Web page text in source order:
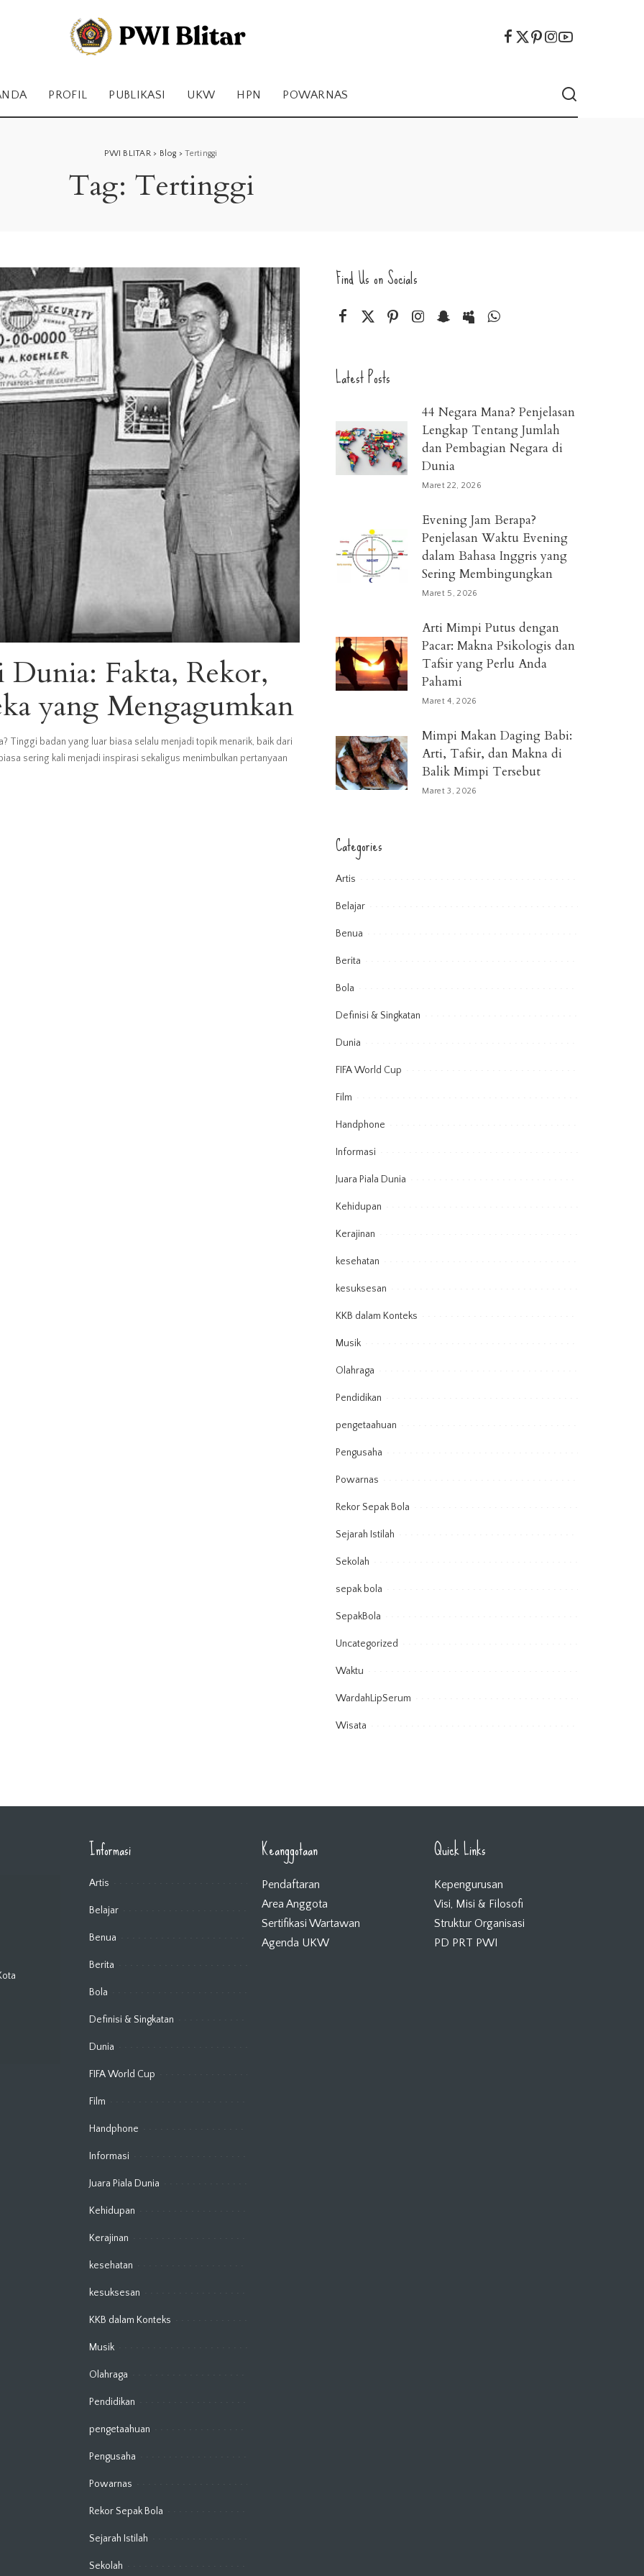
PROFIL PUBLIKASI UKW HPN POWARNAS
PWI BLITAR> Blog >Tertinggi
Tag: Tertinggi
Fakta, Rekor,
yang Mengagumkan
Tinggi badan yang luar biasa selalu menjadi topik menarik, baik dari
sering kali menjadi inspirasi sekaligus menimbulkan pertanyaan
Find Us on Socials
Latest Posts
44 Negara Mana? Penjelasan
Lengkap Tentang Jumlah
dan Pembagian Negara di
Dunia
Maret 22, 2026
Evening Jam Berapa?
Penjelasan Waktu Evening
dalam Bahasa Inggris yang
Sering Membingungkan
Maret 5, 2026
Arti Mimpi Putus dengan
Pacar: Makna Psikologis dan
Tafsir yang Perlu Anda
Pahami
Maret 4, 2026
Mimpi Makan Daging Babi:
Arti, Tafsir, dan Makna di
Balik Mimpi Tersebut
Maret 3, 2026
Categories
Artis
Belajar
Benua
Berita
Bola
Definisi & Singkatan
Dunia
FIFA World Cup
Film
Handphone
Informasi
Juara Piala Dunia
Kehidupan
Kerajinan
kesehatan
kesuksesan
KKB dalam Konteks
Musik
Olahraga
Pendidikan
pengetaahuan
Pengusaha
Powarnas
Rekor Sepak Bola
Sejarah Istilah
Sekolah
sepak bola
SepakBola
Uncategorized
Waktu
WardahLipSerum
Wisata
Informasi
Artis
Belajar
Benua
Berita
Bola
Definisi & Singkatan
Dunia
FIFA World Cup
Film
Handphone
Informasi
Juara Piala Dunia
Kehidupan
Kerajinan
kesehatan
kesuksesan
KKB dalam Konteks
Musik
Olahraga
Pendidikan
pengetaahuan
Pengusaha
Powarnas
Rekor Sepak Bola
Sejarah Istilah
Sekolah
Keanggotaan
Pendaftaran
Area Anggota
Sertifikasi Wartawan
Agenda UKW
Quick Links
Kepengurusan
Visi, Misi & Filosofi
Struktur Organisasi
PD PRT PWI